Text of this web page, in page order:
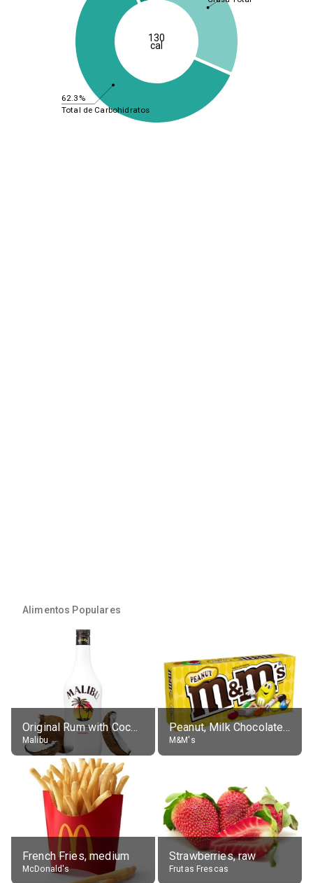
62.3%
Total de Carbohidratos
130
cal
Alimentos Populares
Original Rum with Coconut Flavour (21% alc.)
Malibu
Peanut, Milk Chocolate Candies
M&M's
French Fries, medium
McDonald's
Strawberries, raw
Frutas Frescas